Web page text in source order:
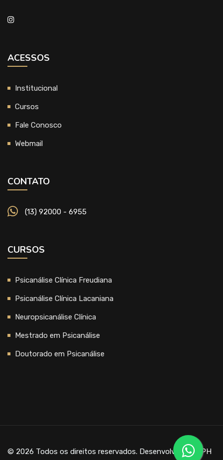
ACESSOS
Institucional
Cursos
Fale Conosco
Webmail
CONTATO
(13) 92000 - 6955
CURSOS
Psicanálise Clínica Freudiana
Psicanálise Clínica Lacaniana
Neuropsicanálise Clínica
Mestrado em Psicanálise
Doutorado em Psicanálise
© 2026 Todos os direitos reservados. Desenvolvido por PH